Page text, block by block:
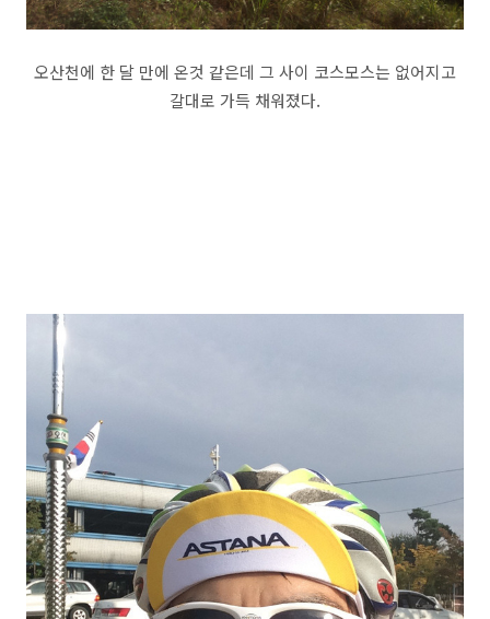
오산천에 한 달 만에 온것 같은데 그 사이 코스모스는 없어지고
갈대로 가득 채워졌다.